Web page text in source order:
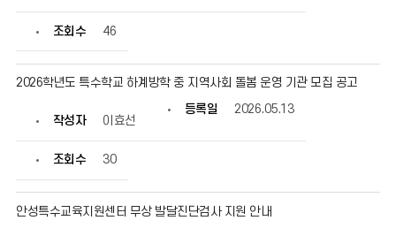
원
안
의
제
작
조회수 46
2026학년도 특수학교 하계방학 중 지역사회 돌봄 운영 기관 모집 공고
작성자 이효선
등록일 2026.05.13
조회수 30
안성특수교육지원센터 무상 발달진단검사 지원 안내